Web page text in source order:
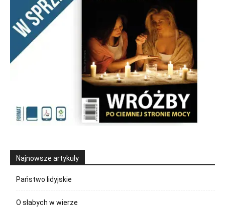
Najnowsze artykuły
Państwo lidyjskie
O słabych w wierze